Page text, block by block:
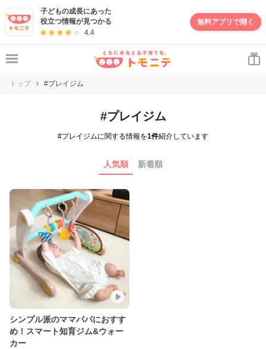
子どもの成長にあった
役立つ情報が見つかる
4.4
無料アプリで開く
トップ #プレイジム
#プレイジム
#プレイジムに関する情報を1件紹介しています
人気順 新着順
シンプル派のママパパにおすす
め！スマート知育ジム&ウォー
カー